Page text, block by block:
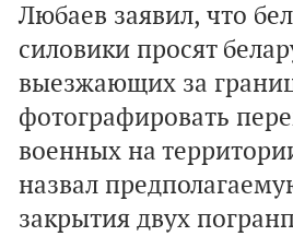
Любаев заявил, что
силовики просят
выезжающих за
фотографировать
военных на
назвал
закрытия двух